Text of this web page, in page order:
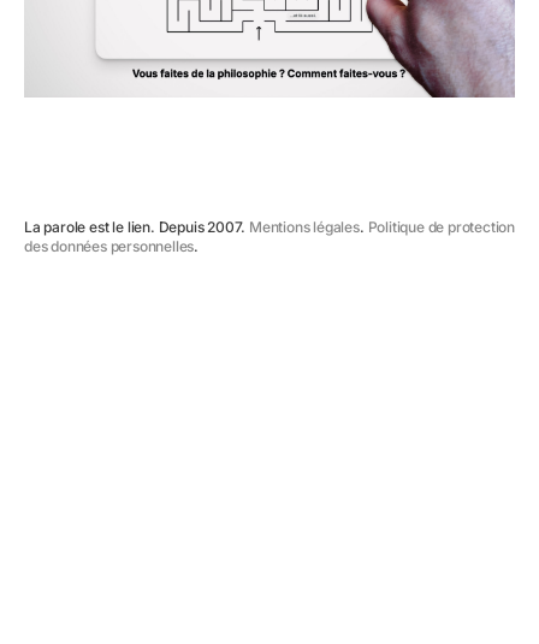
La parole est le lien. Depuis 2007. Mentions légales. Politique de protection
des données personnelles.